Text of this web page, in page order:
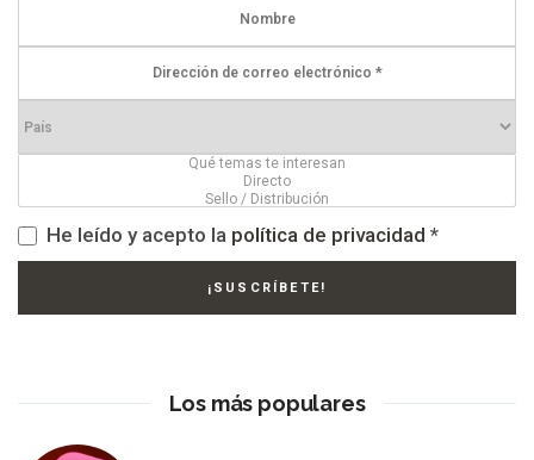
He leído y acepto la política de privacidad *
Los más populares